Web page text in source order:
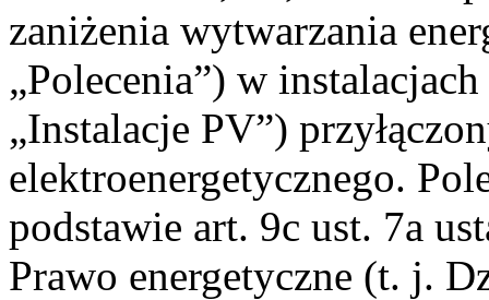
zaniżenia wytwarzania
„Polecenia”) w
„Instalacje PV”)
elektroenergetycznego.
podstawie art. 9c ust. 7a
Prawo energetyczne (t. j.